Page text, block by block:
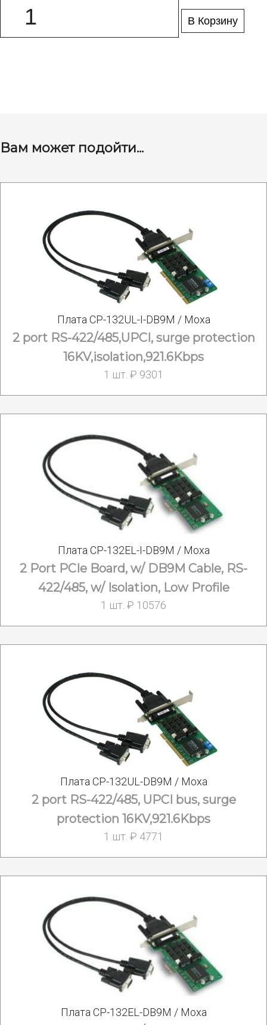
В Корзину
Вам может подойти...
Плата CP-132UL-I-DB9M / Moxa
2 port RS-422/485,UPCI, surge protection
16KV,isolation,921.6Kbps
1 шт. ₽ 9301
Плата CP-132EL-I-DB9M / Moxa
2 Port PCIe Board, w/ DB9M Cable, RS-
422/485, w/ Isolation, Low Profile
1 шт. ₽ 10576
Плата CP-132UL-DB9M / Moxa
2 port RS-422/485, UPCI bus, surge
protection 16KV,921.6Kbps
1 шт. ₽ 4771
Плата CP-132EL-DB9M / Moxa